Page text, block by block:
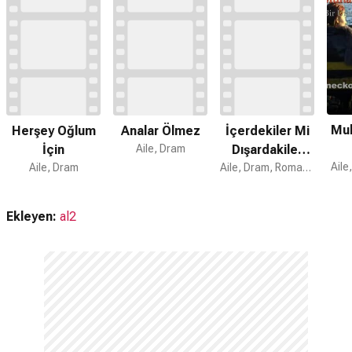
Herşey Oğlum
İçin
Aile, Dram
Analar Ölmez
Aile, Dram
İçerdekiler Mi
Dışardakiler
Mi?
Aile, Dram, Romantik
Ekleyen: al2